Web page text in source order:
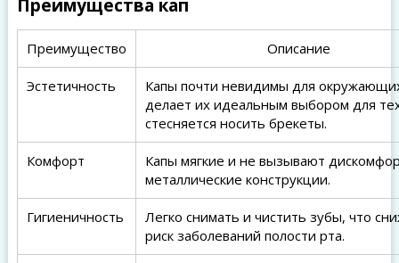
Преимущества кап
Преимущество Описание
Эстетичность
Капы почти невидимы для
делает их идеальным выбором для
стесняется носить брекеты.
Комфорт
Капы мягкие и не вызывают
металлические конструкции.
Гигиеничность
Легко снимать и чистить зубы, что
риск заболеваний полости рта.